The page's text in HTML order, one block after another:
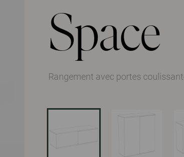
Space
Rangement avec portes